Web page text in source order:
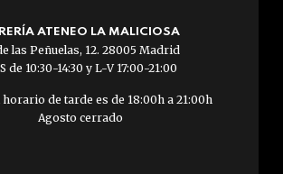
ATENEO LA MALICIOSA
las Peñuelas, 12. 28005 Madrid
de 10:30-14:30 y L-V 17:00-21:00
horario de tarde es de 18:00h a 21:00h
Agosto cerrado